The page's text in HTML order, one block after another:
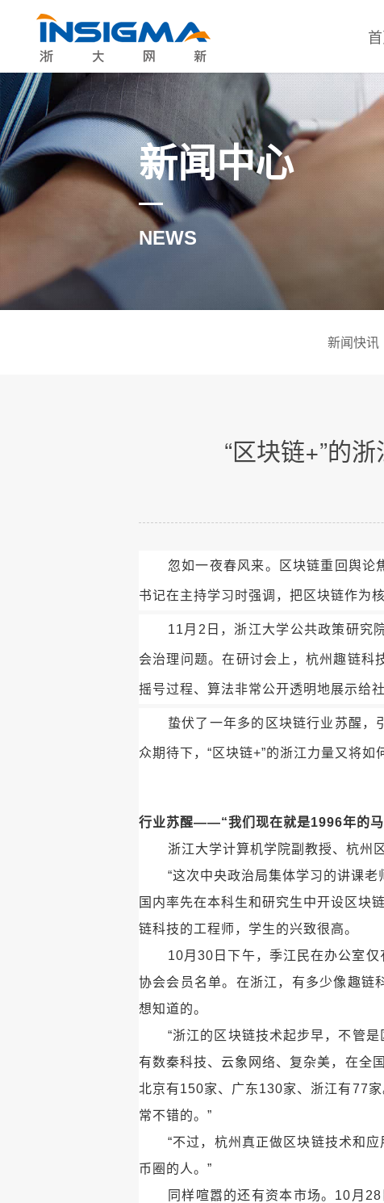
新闻中心
NEWS
新闻快讯
“区块链+”的
忽如一夜春风来。区块链重回舆论
书记在主持学习时强调，把区块链作为
11月2日，浙江大学公共政策研究
会治理问题。在研讨会上，杭州趣链科
摇号过程、算法非常公开透明地展示给
蛰伏了一年多的区块链行业苏醒，
众期待下，“区块链+”的浙江力量又将如
行业苏醒——“我们现在就是1996年的
浙江大学计算机学院副教授、杭州
“这次中央政治局集体学习的讲课
国内率先在本科生和研究生中开设区块
链科技的工程师，学生的兴致很高。
10月30日下午，季江民在办公室
协会会员名单。在浙江，有多少像趣链
想知道的。
“浙江的区块链技术起步早，不管
有数秦科技、云象网络、复杂美，在全
北京有150家、广东130家、浙江有77
常不错的。”
“不过，杭州真正做区块链技术和
币圈的人。”
同样喧嚣的还有资本市场。10月